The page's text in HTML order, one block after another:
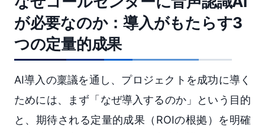
が必要なのか：導入がもたらす3
つの定量的成果
AI導入の稟議を通し、プロジェクトを成功に導く
ためには、まず「なぜ導入するのか」という目的
と、期待される定量的成果（ROIの根拠）を明確